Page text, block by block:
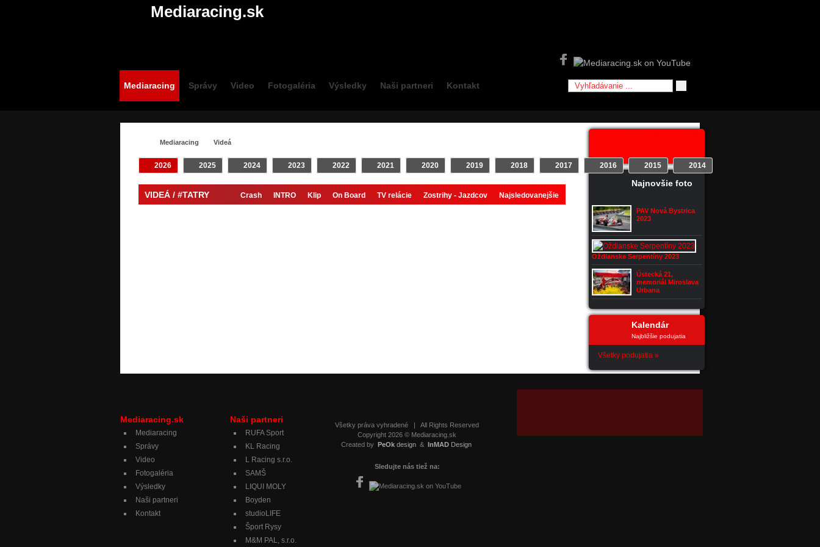
Mediaracing.sk
Mediaracing Správy Video Fotogaléria Výsledky Naši partneri Kontakt
Najnovšie foto
PAV Nová Bystrica
2023
Oždianske Serpentíny 2023
Ústecká 21,
memoriál Miroslava
Urbana
Kalendár
Najbližšie podujatia
Všetky podujatia »
Mediaracing Videá
2026 2025 2024 2023 2022 2021 2020 2019 2018 2017 2016 2015 2014
Crash INTRO Klip On Board TV relácie Zostrihy - Jazdcov Najsledovanejšie
VIDEÁ / #TATRY
Mediaracing.sk
Mediaracing
Správy
Video
Fotogaléria
Výsledky
Naši partneri
Kontakt
Všetky práva vyhradené |
All Rights Reserved
Copyright 2026 © Mediaracing.sk
Created by PeOkdesign & InMADDesign
Sledujte nás tiež na:
Naši partneri
RUFA Sport
KL Racing
L Racing s.r.o.
SAMŠ
LIQUI MOLY
Boyden
studioLIFE
Šport Rysy
M&M PAL, s.r.o.